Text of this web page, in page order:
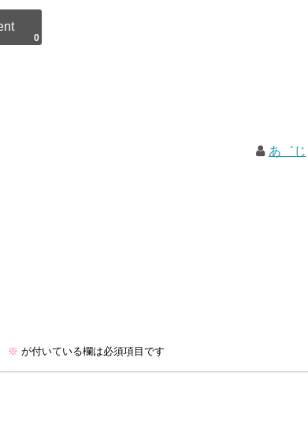
0
あ゛じ
※ が付いている欄は必須項目です